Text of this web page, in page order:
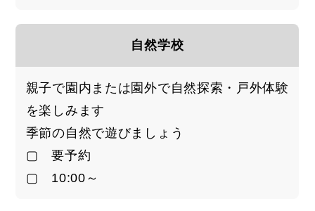
自然学校
親子で園内または園外で自然探索・戸外体験
を楽しみます
季節の自然で遊びましょう
▢ 要予約
▢ 10:00～